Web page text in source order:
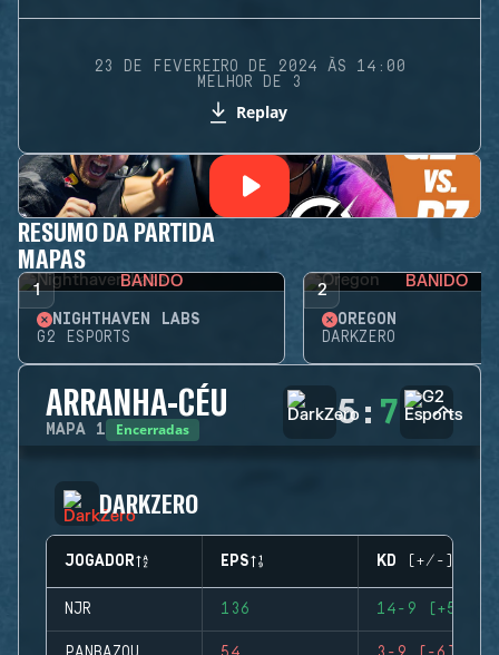
23 DE FEVEREIRO DE 2024 ÀS 14:00
MELHOR DE 3
Replay
RESUMO DA PARTIDA
MAPAS
1 BANIDO
NIGHTHAVEN LABS
G2 ESPORTS
2 BANIDO
OREGON
DARKZERO
ARRANHA-CÉU
MAPA 1 Encerradas 5: 7
DARKZERO
JOGADOR EPS KD (+/-)
NJR 136 14-9 (+5)